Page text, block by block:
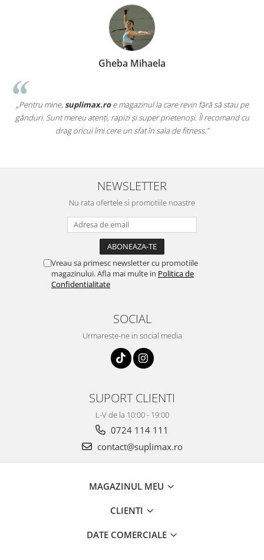
Gheba Mihaela
„Pentru mine,suplimax.roe magazinul la care revin fără să stau pe
gânduri. Sunt mereu atenți, rapizi și super prietenoși. Îl recomand cu
drag oricui îmi cere un sfat în sala de fitness.”
NEWSLETTER
Nu rata ofertele si promotiile noastre
Vreau sa primesc newsletter cu promotiile
magazinului. Afla mai multe in Politica de
Confidentialitate
SOCIAL
Urmareste-ne in social media
SUPORT CLIENTI
L-V de la 10:00 - 19:00
0724 114 111
contact@suplimax.ro
MAGAZINUL MEU
CLIENTI
DATE COMERCIALE